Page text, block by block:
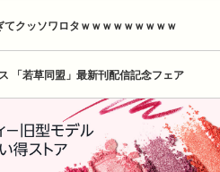
てクッソワロタｗｗｗｗｗｗｗｗｗ
「若草同盟」最新刊配信記念フェア